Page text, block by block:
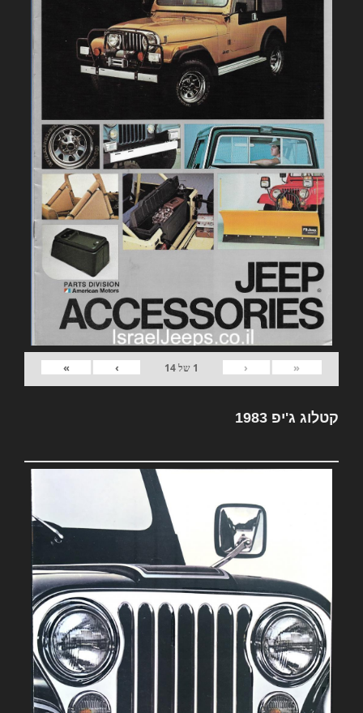
«
‹
1 של14
›
»
קטלוג ג'יפ 1983